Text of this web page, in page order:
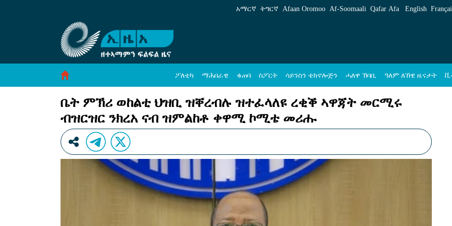
ቤት ምኽሪ ወከልቲ ህዝቢ ዝቐረብሉ ዝተፈላለዩ ረቂቕ ኣዋጃት መርሚሩ ብዝርዝር ንክረአ ናብ ዝምልከቶ
አማርኛ ትግርኛ Afaan Oromoo Af‑Soomaali Qafar Afa English
ፖለቲካ ማሕበራዊ ቁጠባ ስፖርት ሳይንስን ቴክኖሎጅን ሓለዋ ኸባቢ ዓለም ለኸዊ ዜናታት
ቤት ምኽሪ ወከልቲ ህዝቢ ዝቐረብሉ ዝተፈላለዩ ረቂቕ ኣዋጃት መርሚሩ
ብዝርዝር ንክረአ ናብ ዝምልከቶ ቀዋሚ ኮሚቴ መሪሑ